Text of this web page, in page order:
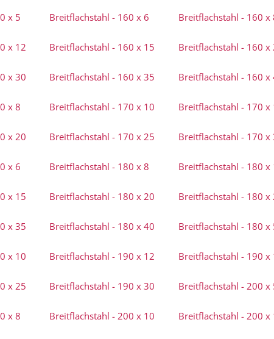
x 5 Breitflachstahl - 160 x 6 Breitflachstahl - 160 x
x 12 Breitflachstahl - 160 x 15 Breitflachstahl - 160 x
x 30 Breitflachstahl - 160 x 35 Breitflachstahl - 160 x
x 8 Breitflachstahl - 170 x 10 Breitflachstahl - 170 x
x 20 Breitflachstahl - 170 x 25 Breitflachstahl - 170 x
x 6 Breitflachstahl - 180 x 8 Breitflachstahl - 180 x
x 15 Breitflachstahl - 180 x 20 Breitflachstahl - 180 x
x 35 Breitflachstahl - 180 x 40 Breitflachstahl - 180 x
x 10 Breitflachstahl - 190 x 12 Breitflachstahl - 190 x
x 25 Breitflachstahl - 190 x 30 Breitflachstahl - 200 x
x 8 Breitflachstahl - 200 x 10 Breitflachstahl - 200 x